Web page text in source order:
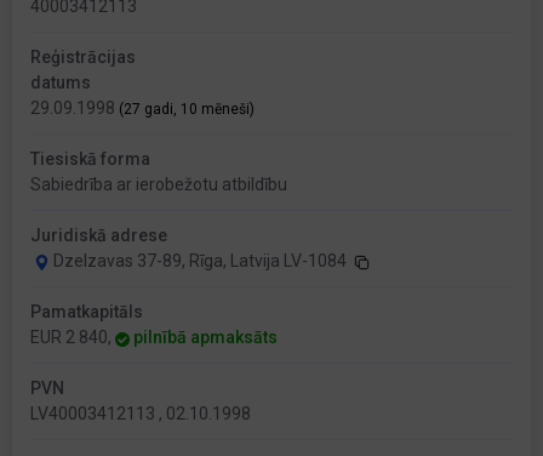
40003412113
Reģistrācijas
datums
29.09.1998 (27 gadi, 10 mēneši)
Tiesiskā forma
Sabiedrība ar ierobežotu atbildību
Juridiskā adrese
Dzelzavas 37-89, Rīga, Latvija LV-1084
Pamatkapitāls
EUR 2 840,
pilnībā apmaksāts
PVN
LV40003412113 , 02.10.1998